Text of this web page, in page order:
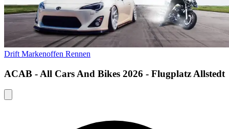
DriftMarkenoffen Rennen
ACAB - All Cars And Bikes 2026 - Flugplatz Allstedt